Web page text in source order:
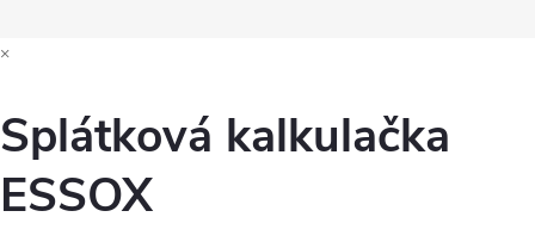
×
Splátková kalkulačka
ESSOX